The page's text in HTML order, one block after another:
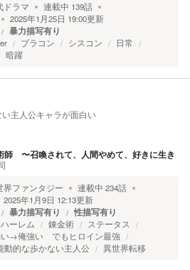
ドラマ 連載中 139話
2025年1月25日 19:00更新
暴力描写有り
ブラコン シスコン
日常
暗躍
主人公キャラが面白い
師 〜召喚されて、人間やめて、好きに生き
界ファンタジー 連載中 234話
2025年1月9日 12:13更新
暴力描写有り 性描写有り
ハーレム 錬金術
ステータス
→俺強い でもヒロイン最強
動的な歩かない主人公
異世界転移